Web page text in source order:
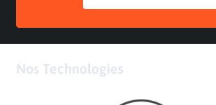
Nos Technologies